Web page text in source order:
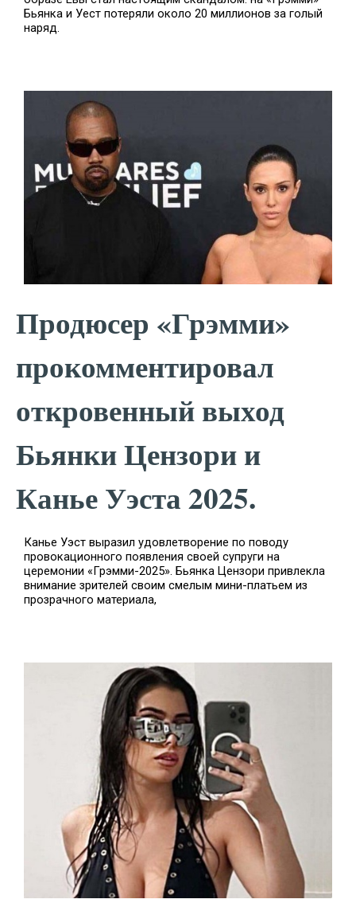
Бьянка и Уест потеряли около 20 миллионов за голый
наряд.
Продюсер «Грэмми»
прокомментировал
откровенный выход
Бьянки Цензори и
Канье Уэста 2025.
Канье Уэст выразил удовлетворение по поводу
провокационного появления своей супруги на
церемонии «Грэмми-2025». Бьянка Цензори привлекла
внимание зрителей своим смелым мини-платьем из
прозрачного материала,